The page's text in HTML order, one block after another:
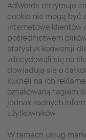
AdWords otrzymuje
cookie nie mogą być
internetowe klientów
pośrednictwem
statystyk konwersji
zdecydowali się na
dowiadują się o
kliknęli na ich
oznakowaną tagiem
jednak żadnych
użytkowników.
W ramach usług